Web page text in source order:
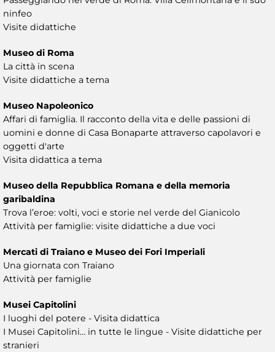
ninfeo
Visite didattiche
Museo di Roma
La città in scena
Visite didattiche a tema
Museo Napoleonico
Affari di famiglia. Il racconto della vita e delle passioni di
uomini e donne di Casa Bonaparte attraverso capolavori e
oggetti d'arte
Visita didattica a tema
Museo della Repubblica Romana e della memoria
garibaldina
Trova l’eroe: volti, voci e storie nel verde del Gianicolo
Attività per famiglie: visite didattiche a due voci
Mercati di Traiano e Museo dei Fori Imperiali
Una giornata con Traiano
Attività per famiglie
Musei Capitolini
I luoghi del potere - Visita didattica
I Musei Capitolini… in tutte le lingue - Visite didattiche per
stranieri